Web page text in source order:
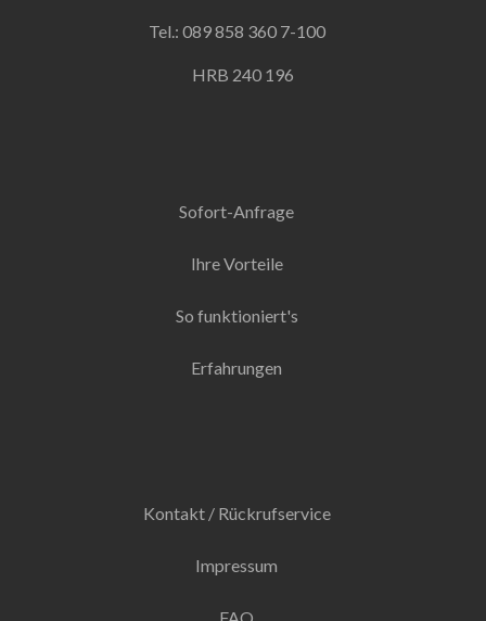
Tel.: 089 858 360 7-100
HRB 240 196
Sofort-Anfrage
Ihre Vorteile
So funktioniert's
Erfahrungen
Kontakt / Rückrufservice
Impressum